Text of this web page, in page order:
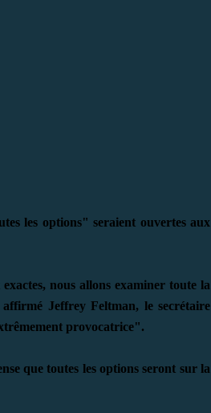
les options" seraient ouvertes aux
nous allons examiner toute la
Jeffrey Feltman, le secrétaire
provocatrice".
que toutes les options seront sur la